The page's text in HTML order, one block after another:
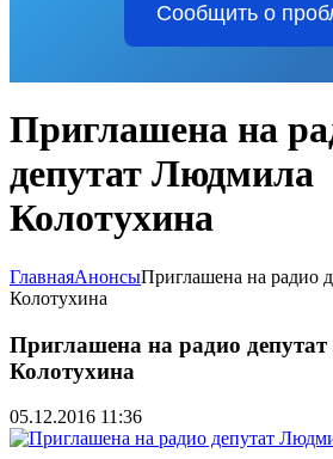
Сообщить о
Приглашена на
депутат Людмила
Колотухина
ГлавнаяАнонсыПриглашена на радио
Колотухина
Приглашена на радио
Колотухина
05.12.2016 11:36